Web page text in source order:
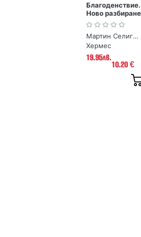
Благоденствие.
Ново разбиране
за щастието и
просперитета
Мартин Селигман
Хермес
19.95лв.
10.20 €